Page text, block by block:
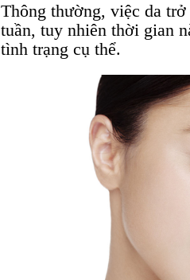
Thông thường, việc da
tuần, tuy nhiên thời gian
tình trạng cụ thể.